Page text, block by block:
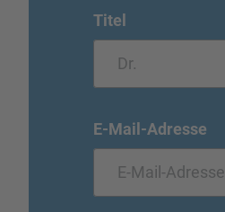
Titel
E-Mail-Adresse